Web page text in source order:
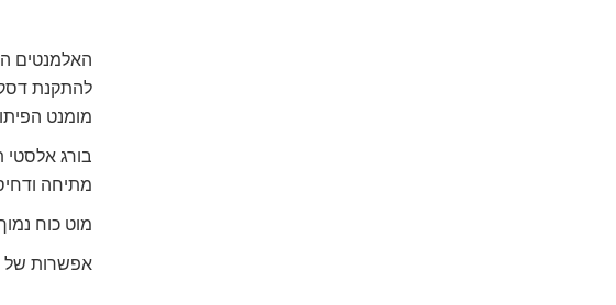
האלמנטים
מומנט הפיתול
בורג
מתיחה
מוט כוח
אפשרות של